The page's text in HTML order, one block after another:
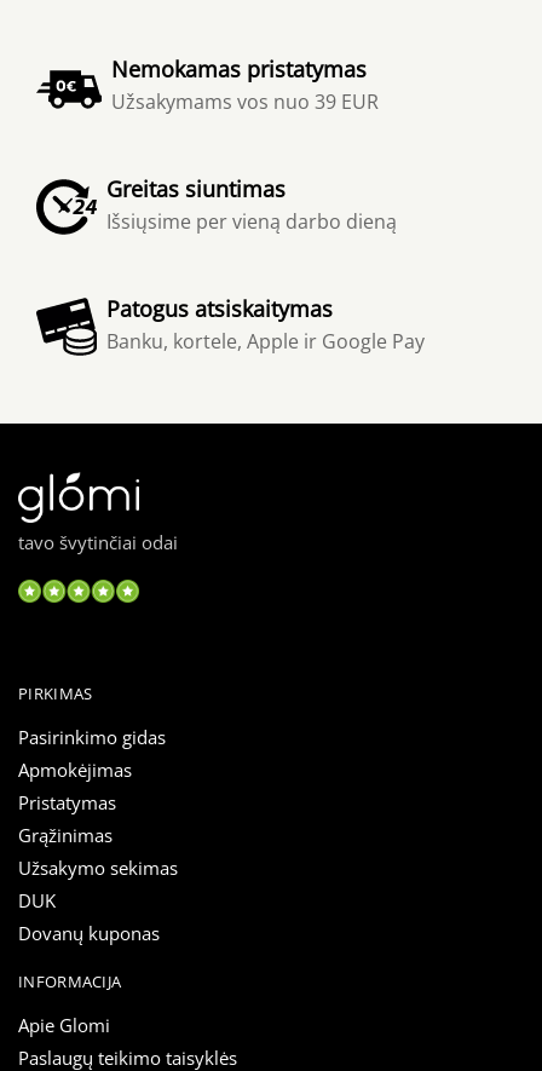
Nemokamas pristatymas
Užsakymams vos nuo 39 EUR
Greitas siuntimas
Išsiųsime per vieną darbo dieną
Patogus atsiskaitymas
Banku, kortele, Apple ir Google Pay
tavo švytinčiai odai
PIRKIMAS
Pasirinkimo gidas
Apmokėjimas
Pristatymas
Grąžinimas
Užsakymo sekimas
DUK
Dovanų kuponas
INFORMACIJA
Apie Glomi
Paslaugų teikimo taisyklės